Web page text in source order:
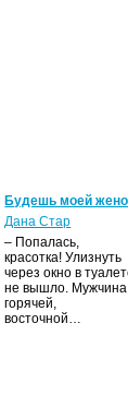
Будешь моей
Дана Стар
– Попалась,
красотка! Улизнуть
через окно в
не вышло. Мужчина
горячей,
восточной…